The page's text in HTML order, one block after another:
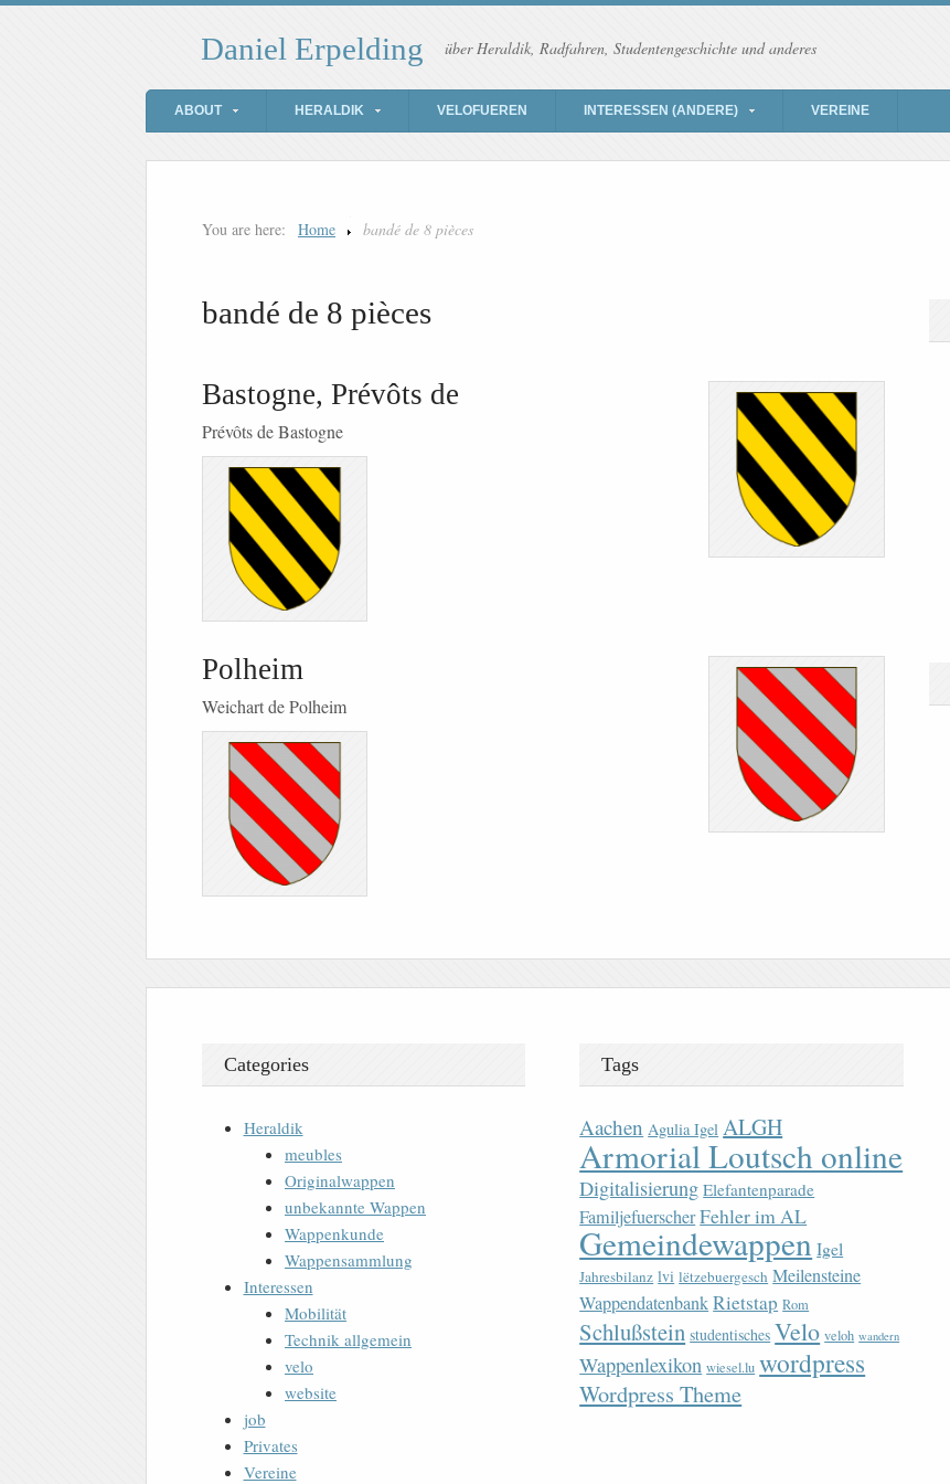
Daniel Erpelding über Heraldik, Radfahren, Studentengeschichte und anderes
ABOUT HERALDIK VELOFUEREN INTERESSEN (ANDERE) VEREINE
You are here: Home bandé de 8 pièces
bandé de 8 pièces
Bastogne, Prévôts de
Prévôts de Bastogne
Polheim
Weichart de Polheim
Categories
Heraldik
meubles
Originalwappen
unbekannte Wappen
Wappenkunde
Wappensammlung
Interessen
Mobilität
Technik allgemein
velo
website
job
Privates
Vereine
Tags
Aachen Agulia Igel ALGH
Armorial Loutsch online
Digitalisierung Elefantenparade
FamiljefuerscherFehler im AL
Gemeindewappen Igel
Jahresbilanz lvi lëtzebuergesch Meilensteine
WappendatenbankRietstap Rom
Schlußstein studentisches Velo veloh wandern
Wappenlexikon wiesel.lu wordpress
Wordpress Theme